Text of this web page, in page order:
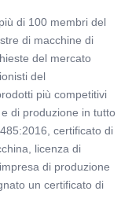
di 100 membri del
di macchine di
del mercato
del
più competitivi
di produzione in tutto
certificato di
licenza di
di produzione
un certificato di